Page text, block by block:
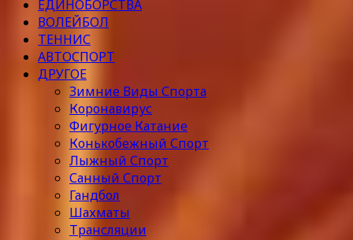
ЕДИНОБОРСТВА
ВОЛЕЙБОЛ
ТЕННИС
АВТОСПОРТ
ДРУГОЕ
Зимние Виды Спорта
Коронавирус
Фигурное Катание
Конькобежный Спорт
Лыжный Спорт
Санный Спорт
Гандбол
Шахматы
Трансляции